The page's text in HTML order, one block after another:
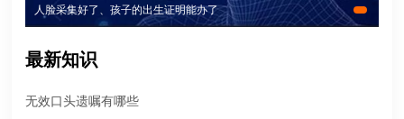
人脸采集好了、孩子的出生证明能办了
最新知识
无效口头遗嘱有哪些